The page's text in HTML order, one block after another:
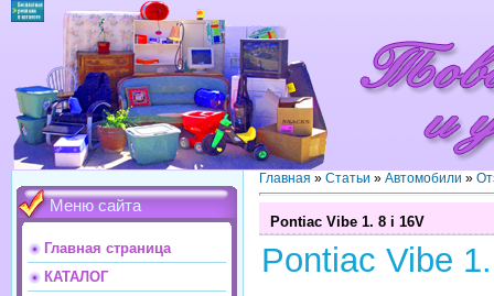
Меню сайта
Главная страница
КАТАЛОГ
Главная » Статьи » Автомобили »
Pontiac Vibe 1. 8 i 16V
Pontiac Vibe